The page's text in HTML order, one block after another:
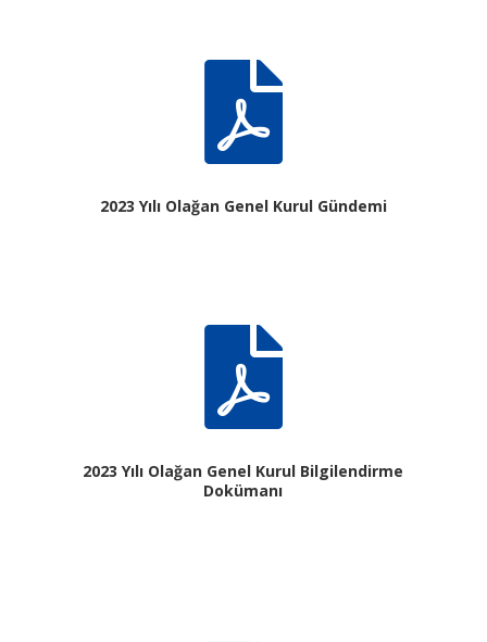

2023 Yılı Olağan Genel Kurul Gündemi

2023 Yılı Olağan Genel Kurul Bilgilendirme
Dokümanı